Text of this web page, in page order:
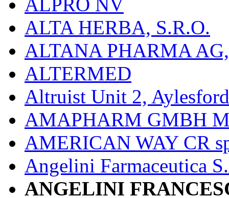
ALTA HERBA, S.R.O.
ALTANA PHARMA
ALTERMED
Altruist Unit 2, Aylesford
AMAPHARM GMBH
AMERICAN WAY CR
Angelini Farmaceutica
ANGELINI